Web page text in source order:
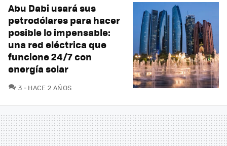
Abu Dabi usará sus
petrodólares para hacer
posible lo impensable:
una red eléctrica que
funcione 24/7 con
energía solar
3 COMENTARIOS
HACE 2 AÑOS